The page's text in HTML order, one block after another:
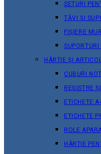
SETURI
TĂVI ȘI
FIȘIERE
SUPORTURI
HÂRTIE ȘI
CUBURI
REGISTRE
ETICHETE
ETICHETE
ROLE
HÂRTIE